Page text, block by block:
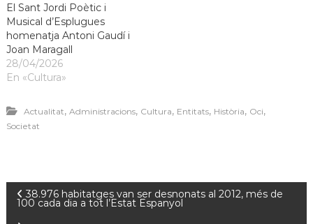
El Sant Jordi Poètic i
Musical d’Esplugues
homenatja Antoni Gaudí i
Joan Maragall
28/04/2026
En «Cultura»
Actualitat, Administracions, Cultura, Entitats, Història, Oci,
Societat
38.976 habitatges van ser desnonats al 2012, més de
100 cada dia a tot l’Estat Espanyol